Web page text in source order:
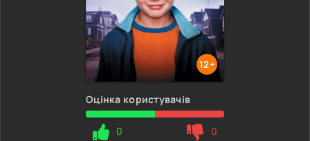
12+
Оцінка користувачів
0 0